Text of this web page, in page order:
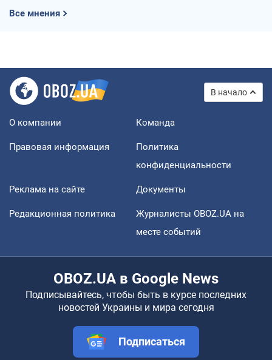
Все мнения
В начало
О компании Команда
Правовая информация
Политика
конфиденциальности
Реклама на сайте Документы
Редакционная политика
Журналисты OBOZ.UA на
месте событий
OBOZ.UA в Google News
Подписывайтесь, чтобы быть в курсе последних
новостей Украины и мира сегодня
Подписаться